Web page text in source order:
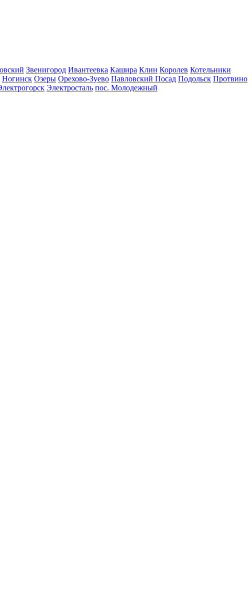
Звенигород Ивантеевка Кашира Клин Королев Котельники
Ногинск Озеры Орехово-Зуево Павловский Посад Подольск Протвино
Электросталь пос. Молодежный